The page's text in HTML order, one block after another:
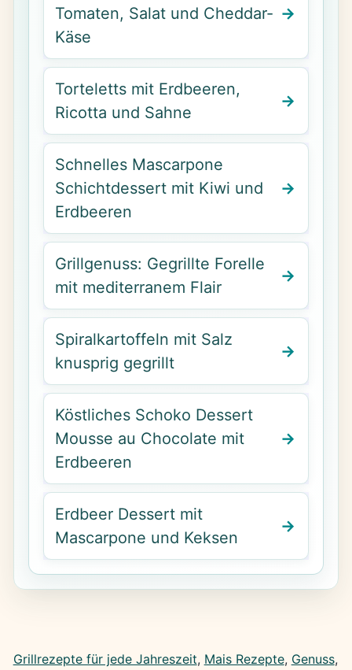
Tomaten, Salat und Cheddar-
Käse
Torteletts mit Erdbeeren,
Ricotta und Sahne
Schnelles Mascarpone
Schichtdessert mit Kiwi und
Erdbeeren
Grillgenuss: Gegrillte Forelle
mit mediterranem Flair
Spiralkartoffeln mit Salz
knusprig gegrillt
Köstliches Schoko Dessert
Mousse au Chocolate mit
Erdbeeren
Erdbeer Dessert mit
Mascarpone und Keksen
Grillrezepte für jede Jahreszeit, Mais Rezepte, Genuss